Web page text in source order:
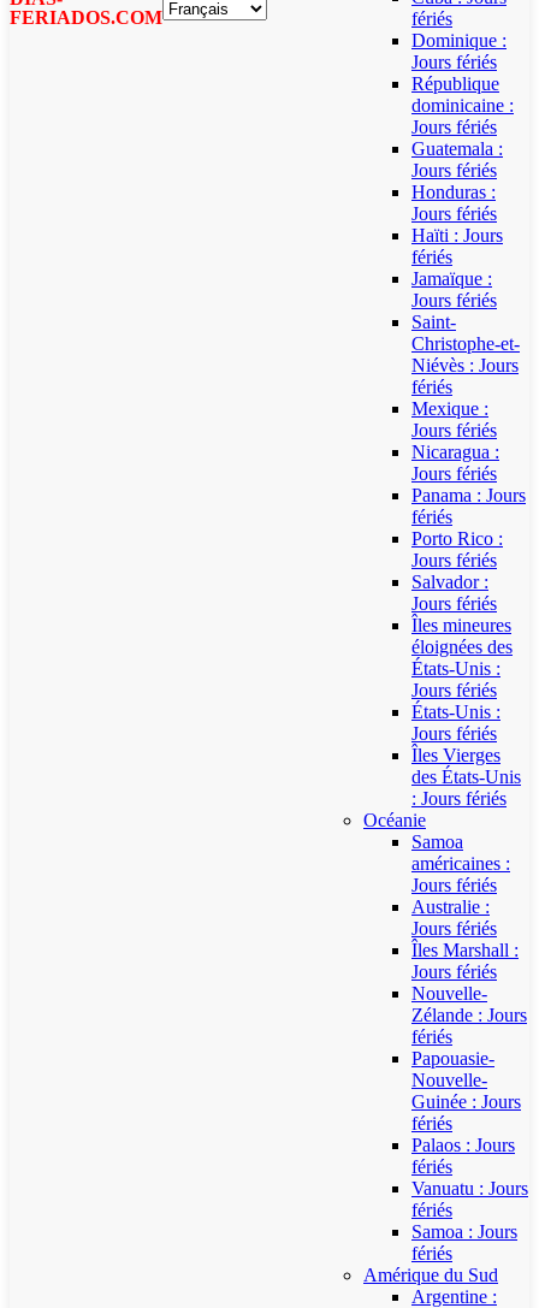
FERIADOS.COM
fériés
Dominique :
Jours fériés
République
dominicaine :
Jours fériés
Guatemala :
Jours fériés
Honduras :
Jours fériés
Haïti : Jours
fériés
Jamaïque :
Jours fériés
Saint-
Christophe-et-
Niévès : Jours
fériés
Mexique :
Jours fériés
Nicaragua :
Jours fériés
Panama : Jours
fériés
Porto Rico :
Jours fériés
Salvador :
Jours fériés
Îles mineures
éloignées des
États-Unis :
Jours fériés
États-Unis :
Jours fériés
Îles Vierges
des États-Unis
: Jours fériés
Océanie
Samoa
américaines :
Jours fériés
Australie :
Jours fériés
Îles Marshall :
Jours fériés
Nouvelle-
Zélande : Jours
fériés
Papouasie-
Nouvelle-
Guinée : Jours
fériés
Palaos : Jours
fériés
Vanuatu : Jours
fériés
Samoa : Jours
fériés
Amérique du Sud
Argentine :